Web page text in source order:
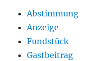
Abstimmung
Anzeige
Fundstück
Gastbeitrag